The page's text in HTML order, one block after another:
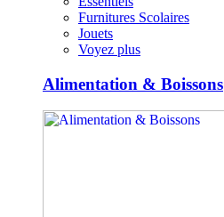
Furnitures Scolaires
Jouets
Voyez plus
Alimentation & Boissons